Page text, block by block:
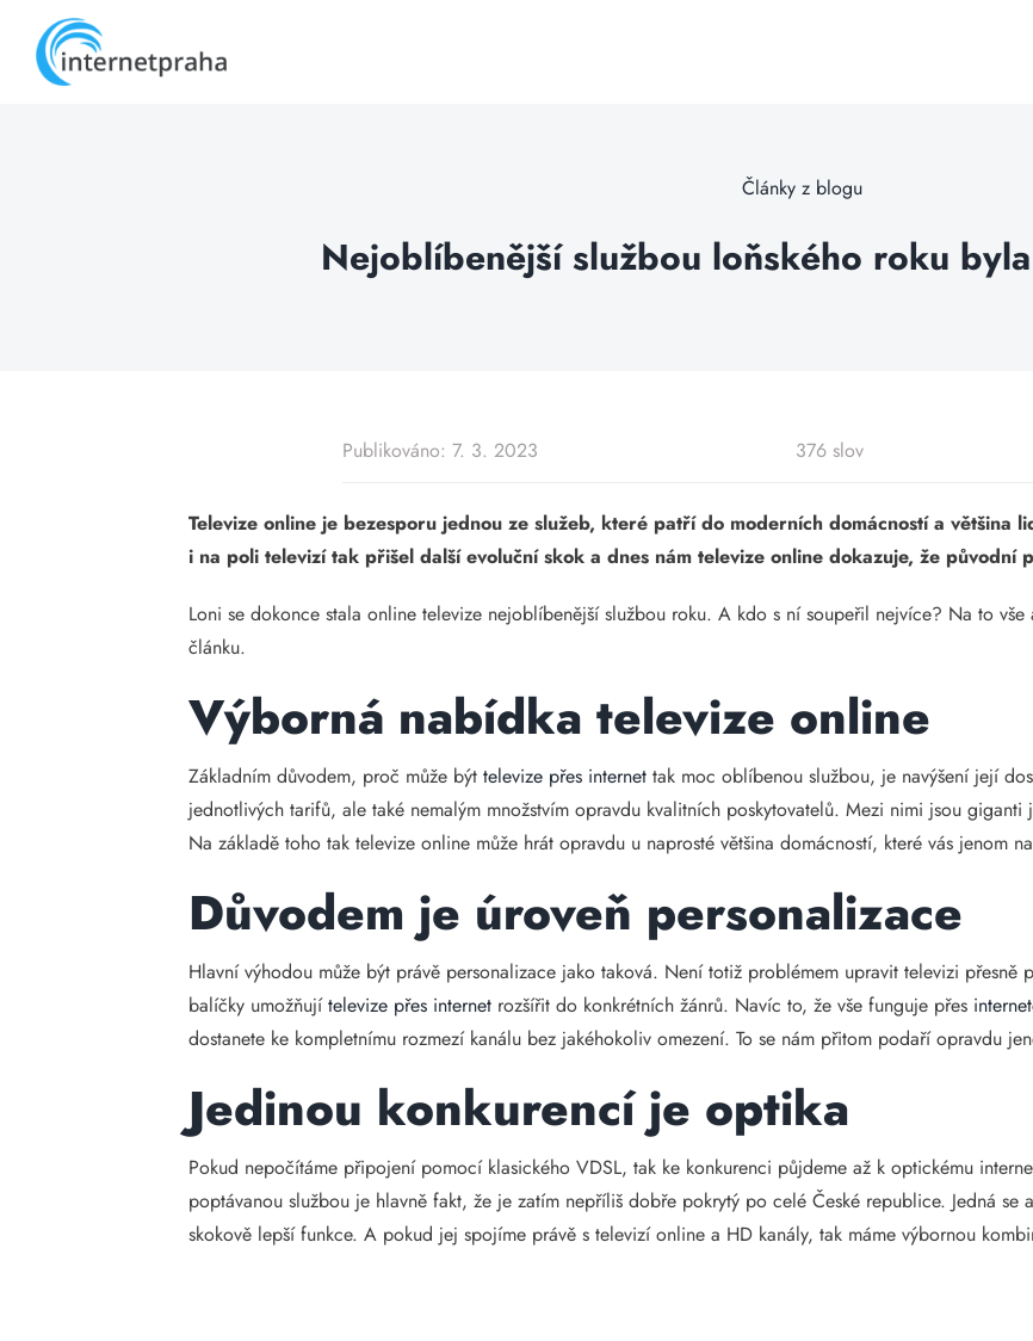
content
Články z blogu
Nejoblíbenější službou loňského roku
Publikováno: 7. 3. 2023 376 slov
Televize online je bezesporu jednou ze služeb, které patří do moderních domácností a většina
i na poli televizí tak přišel další evoluční skok a dnes nám televize online dokazuje, že původní
Loni se dokonce stala online televize nejoblíbenější službou roku. A kdo s ní soupeřil nejvíce? Na to
článku.
Výborná nabídka televize online
Základním důvodem, proč může býttelevize přes internet tak moc oblíbenou službou, je navýšení její
jednotlivých tarifů, ale také nemalým množstvím opravdu kvalitních poskytovatelů. Mezi nimi jsou
Na základě toho tak televize online může hrát opravdu u naprosté většina domácností, které vás jenom
Důvodem je úroveň personalizace
Hlavní výhodou může být právě personalizace jako taková. Není totiž problémem upravit televizi přesně
balíčky umožňujítelevize přes internet rozšířit do konkrétních žánrů. Navíc to, že vše funguje přes
dostanete ke kompletnímu rozmezí kanálu bez jakéhokoliv omezení. To se nám přitom podaří opravdu
Jedinou konkurencí je optika
Pokud nepočítáme připojení pomocí klasického VDSL, tak ke konkurenci půjdeme až k optickému
poptávanou službou je hlavně fakt, že je zatím nepříliš dobře pokrytý po celé České republice. Jedná se
skokově lepší funkce. A pokud jej spojíme právě s televizí online a HD kanály, tak máme výbornou